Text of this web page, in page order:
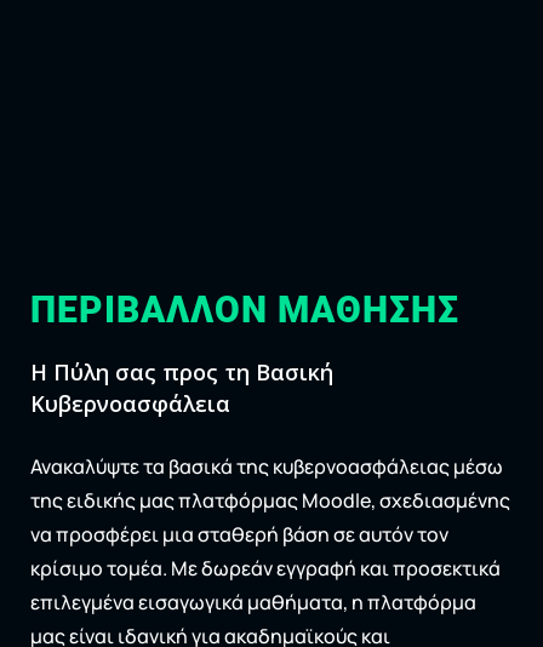
ΠΕΡΙΒΆΛΛΟΝ ΜΆΘΗΣΗΣ
Η Πύλη σας προς τη Βασική
Κυβερνοασφάλεια
Ανακαλύψτε τα βασικά της κυβερνοασφάλειας μέσω
της ειδικής μας πλατφόρμας Moodle, σχεδιασμένης
να προσφέρει μια σταθερή βάση σε αυτόν τον
κρίσιμο τομέα. Με δωρεάν εγγραφή και προσεκτικά
επιλεγμένα εισαγωγικά μαθήματα, η πλατφόρμα
μας είναι ιδανική για ακαδημαϊκούς και